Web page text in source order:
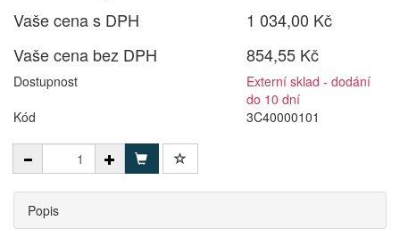
Vaše cena s DPH
1 034,00 Kč
Vaše cena bez DPH
854,55 Kč
Dostupnost
Externí sklad - dodání
do 10 dní
Kód
3C40000101
Popis